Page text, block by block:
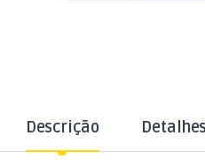
Descrição Detalhes